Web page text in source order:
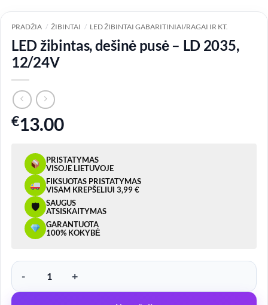
PRADŽIA / ŽIBINTAI / LED ŽIBINTAI GABARITINIAI/RAGAI IR KT.
LED žibintas, dešinė pusė – LD 2035,
12/24V
€13.00
PRISTATYMAS
VISOJE LIETUVOJE
FIKSUOTAS PRISTATYMAS
VISAM KREPŠELIUI 3,99 €
🛡
SAUGUS
ATSISKAITYMAS
GARANTUOTA
100% KOKYBĖ
produkto kiekis: LED žibintas, dešinė pusė – LD 2035, 12/24V